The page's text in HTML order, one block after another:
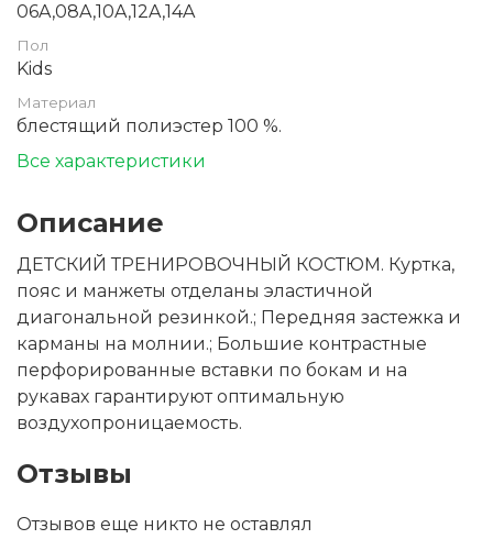
06A,08A,10A,12A,14A
Пол
Kids
Материал
блестящий полиэстер 100 %.
Все характеристики
Описание
ДЕТСКИЙ ТРЕНИРОВОЧНЫЙ КОСТЮМ. Куртка,
пояс и манжеты отделаны эластичной
диагональной резинкой.; Передняя застежка и
карманы на молнии.; Большие контрастные
перфорированные вставки по бокам и на
рукавах гарантируют оптимальную
воздухопроницаемость.
Отзывы
Отзывов еще никто не оставлял